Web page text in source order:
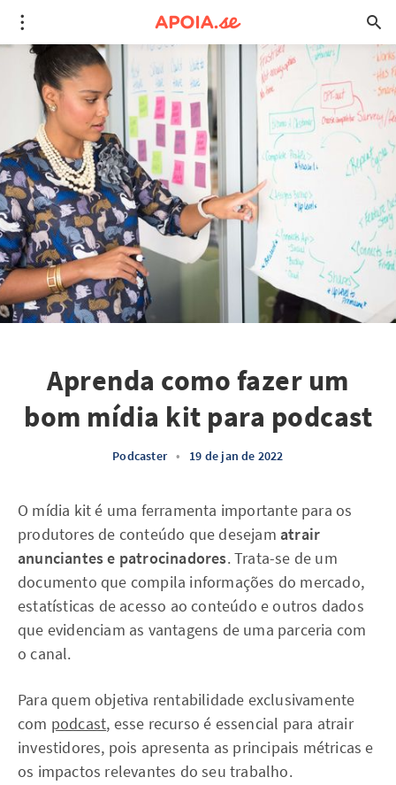
Aprenda como fazer um
bom mídia kit para podcast
Podcaster • 19 de jan de 2022
O mídia kit é uma ferramenta importante para os
produtores de conteúdo que desejam atrair
anunciantes e patrocinadores. Trata-se de um
documento que compila informações do mercado,
estatísticas de acesso ao conteúdo e outros dados
que evidenciam as vantagens de uma parceria com
o canal.
Para quem objetiva rentabilidade exclusivamente
com podcast, esse recurso é essencial para atrair
investidores, pois apresenta as principais métricas e
os impactos relevantes do seu trabalho.